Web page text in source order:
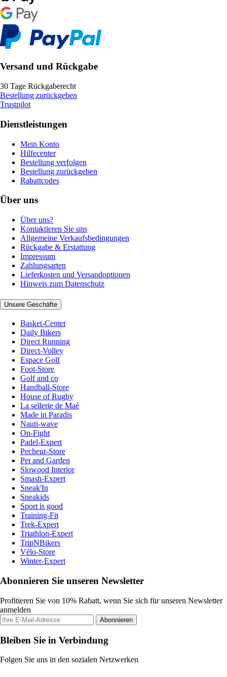
Versand und Rückgabe
30 Tage Rückgaberecht
Bestellung zurückgeben
Trustpilot
Dienstleistungen
Mein Konto
Hilfecenter
Bestellung verfolgen
Bestellung zurückgeben
Rabattcodes
Über uns
Über uns?
Kontaktieren Sie uns
Allgemeine Verkaufsbedingungen
Rückgabe & Erstattung
Impressum
Zahlungsarten
Lieferkosten und Versandoptionen
Hinweis zum Datenschutz
Unsere Geschäfte
Basket-Center
Daily Bikers
Direct Running
Direct-Volley
Espace Golf
Foot-Store
Golf and co
Handball-Store
House of Rugby
La sellerie de Maé
Made in Paradis
Nauti-wave
On-Fight
Padel-Expert
Pecheur-Store
Pet and Garden
Slowood Interior
Smash-Expert
Sneak'In
Sneakids
Sport is good
Training-Fit
Trek-Expert
Triathlon-Expert
TripNBikers
Vélo-Store
Winter-Expert
Abonnieren Sie unseren Newsletter
Profitieren Sie von 10% Rabatt, wenn Sie sich für unseren Newsletter
anmelden
Abonnieren
Bleiben Sie in Verbindung
Folgen Sie uns in den sozialen Netzwerken